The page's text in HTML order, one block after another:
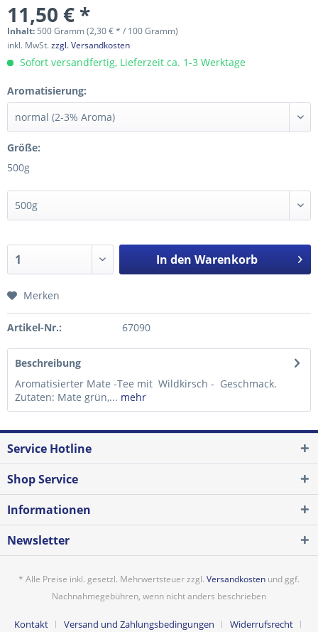
11,50 € *
Inhalt: 500 Gramm (2,30 € * / 100 Gramm)
inkl. MwSt.zzgl. Versandkosten
Sofort versandfertig, Lieferzeit ca. 1-3 Werktage
Aromatisierung:
Größe:
500g
In den Warenkorb
Merken
Artikel-Nr.: 67090
Beschreibung
Aromatisierter Mate -Tee mit Wildkirsch - Geschmack.
Zutaten: Mate grün,... mehr
Service Hotline
Shop Service
Informationen
Newsletter
* Alle Preise inkl. gesetzl. Mehrwertsteuer zzgl. Versandkosten und ggf.
Nachnahmegebühren, wenn nicht anders beschrieben
Kontakt Versand und Zahlungsbedingungen Widerrufsrecht